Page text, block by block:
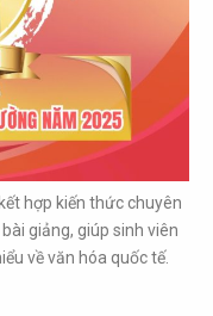
hợp kiến thức chuyên
giảng, giúp sinh viên
về văn hóa quốc tế.